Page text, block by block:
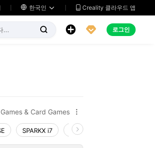
 한국인   Creality 클라우드 앱
   로그인
& Card Games 
SPARKX i7 Creality Hi